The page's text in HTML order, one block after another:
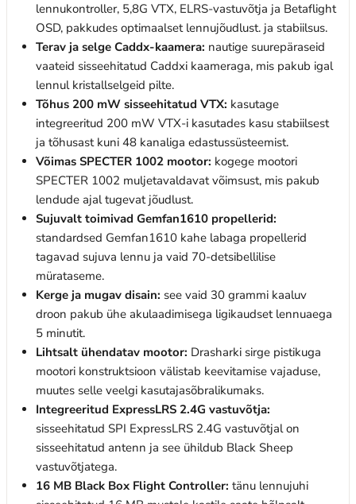
lennukontroller, 5,8G VTX, ELRS-vastuvõtja ja Betaflight
OSD, pakkudes optimaalset lennujõudlust. ja stabiilsus.
Terav ja selge Caddx-kaamera: nautige suurepäraseid
vaateid sisseehitatud Caddxi kaameraga, mis pakub igal
lennul kristallselgeid pilte.
Tõhus 200 mW sisseehitatud VTX: kasutage
integreeritud 200 mW VTX-i kasutades kasu stabiilsest
ja tõhusast kuni 48 kanaliga edastussüsteemist.
Võimas SPECTER 1002 mootor: kogege mootori
SPECTER 1002 muljetavaldavat võimsust, mis pakub
lendude ajal tugevat jõudlust.
Sujuvalt toimivad Gemfan1610 propellerid:
standardsed Gemfan1610 kahe labaga propellerid
tagavad sujuva lennu ja vaid 70-detsibellilise
mürataseme.
Kerge ja mugav disain: see vaid 30 grammi kaaluv
droon pakub ühe akulaadimisega ligikaudset lennuaega
5 minutit.
Lihtsalt ühendatav mootor: Drasharki sirge pistikuga
mootori konstruktsioon välistab keevitamise vajaduse,
muutes selle veelgi kasutajasõbralikumaks.
Integreeritud ExpressLRS 2.4G vastuvõtja:
sisseehitatud SPI ExpressLRS 2.4G vastuvõtjal on
sisseehitatud antenn ja see ühildub Black Sheep
vastuvõtjatega.
16 MB Black Box Flight Controller: tänu lennujuhi